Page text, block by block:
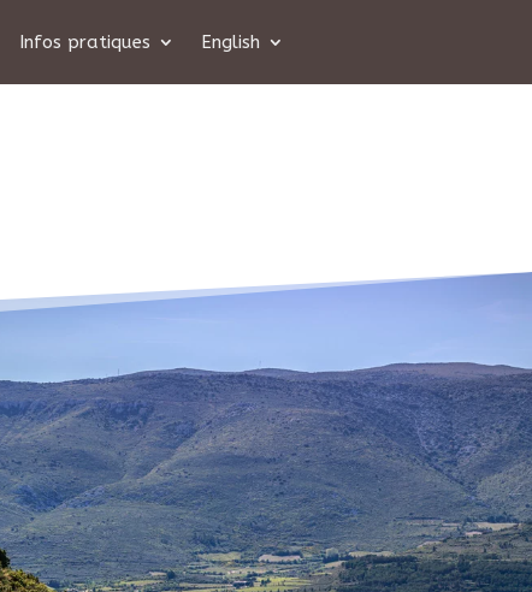
Infos pratiques English